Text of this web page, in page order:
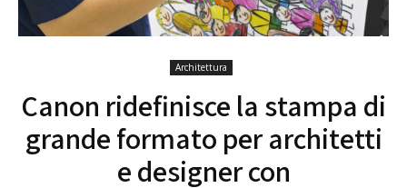
Architettura
Canon ridefinisce la stampa di
grande formato per architetti
e designer con